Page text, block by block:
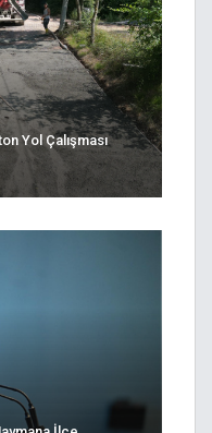
Yol Çalışması